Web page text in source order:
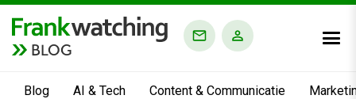
BLOG
Blog AI & Tech Content & Communicatie